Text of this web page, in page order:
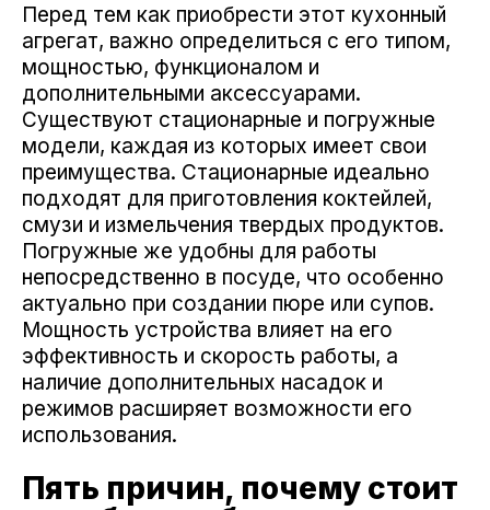
Перед тем как приобрести этот кухонный
агрегат, важно определиться с его типом,
мощностью, функционалом и
дополнительными аксессуарами.
Существуют стационарные и погружные
модели, каждая из которых имеет свои
преимущества. Стационарные идеально
подходят для приготовления коктейлей,
смузи и измельчения твердых продуктов.
Погружные же удобны для работы
непосредственно в посуде, что особенно
актуально при создании пюре или супов.
Мощность устройства влияет на его
эффективность и скорость работы, а
наличие дополнительных насадок и
режимов расширяет возможности его
использования.
Пять причин, почему стоит